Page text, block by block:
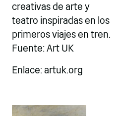
creativas de arte y
teatro inspiradas en los
primeros viajes en tren.
Fuente: Art UK
Enlace: artuk.org